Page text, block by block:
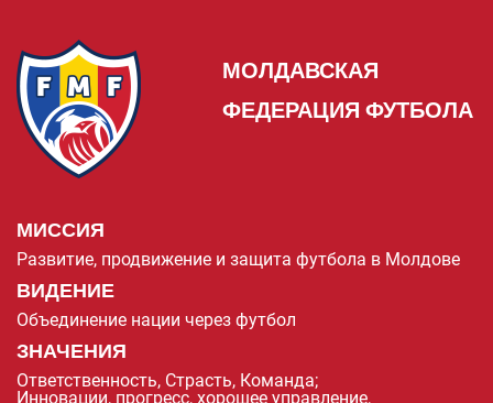
МОЛДАВСКАЯ
ФЕДЕРАЦИЯ ФУТБОЛА
МИССИЯ
Развитие, продвижение и защита футбола в Молдове
ВИДЕНИЕ
Объединение нации через футбол
ЗНАЧЕНИЯ
Ответственность, Страсть, Команда;
Инновации, прогресс, хорошее управление,